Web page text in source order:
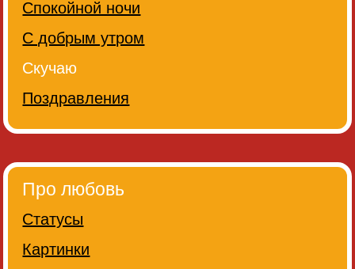
Спокойной ночи
С добрым утром
Скучаю
Поздравления
Про любовь
Статусы
Картинки